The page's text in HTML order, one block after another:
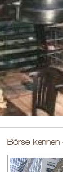
Börse kennen